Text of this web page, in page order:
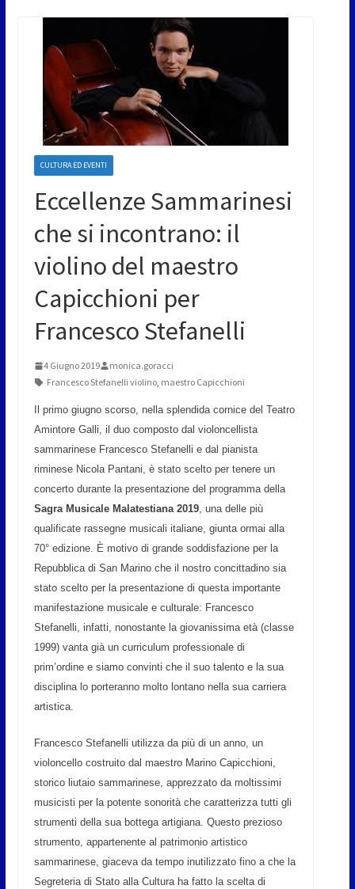
CULTURA ED EVENTI
Eccellenze Sammarinesi
che si incontrano: il
violino del maestro
Capicchioni per
Francesco Stefanelli
4 Giugno 2019
monica.goracci
Francesco Stefanelli violino, maestro Capicchioni
Il primo giugno scorso, nella splendida cornice del Teatro
Amintore Galli, il duo composto dal violoncellista
sammarinese Francesco Stefanelli e dal pianista
riminese Nicola Pantani, è stato scelto per tenere un
concerto durante la presentazione del programma della
Sagra Musicale Malatestiana 2019, una delle più
qualificate rassegne musicali italiane, giunta ormai alla
70° edizione. È motivo di grande soddisfazione per la
Repubblica di San Marino che il nostro concittadino sia
stato scelto per la presentazione di questa importante
manifestazione musicale e culturale: Francesco
Stefanelli, infatti, nonostante la giovanissima età (classe
1999) vanta già un curriculum professionale di
prim’ordine e siamo convinti che il suo talento e la sua
disciplina lo porteranno molto lontano nella sua carriera
artistica.
Francesco Stefanelli utilizza da più di un anno, un
violoncello costruito dal maestro Marino Capicchioni,
storico liutaio sammarinese, apprezzato da moltissimi
musicisti per la potente sonorità che caratterizza tutti gli
strumenti della sua bottega artigiana. Questo prezioso
strumento, appartenente al patrimonio artistico
sammarinese, giaceva da tempo inutilizzato fino a che la
Segreteria di Stato alla Cultura ha fatto la scelta di